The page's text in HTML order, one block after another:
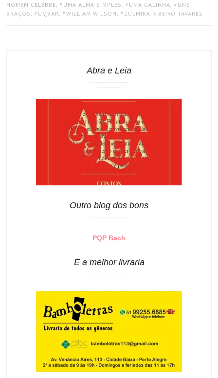
HOMEM CÉLEBRE, UMA ALMA SIMPLES , UMA GALINHA, UNS
BRAÇOS , UQBAR, WILLIAM WILSON , ZULMIRA RIBEIRO TAVARES
Abra e Leia
Outro blog dos bons
PQP Bach
E a melhor livraria